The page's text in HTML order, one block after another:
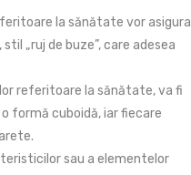
la sănătate vor asigura
„ruj de buze”, care adesea
referitoare la sănătate, va fi
formă cuboidă, iar fiecare
sau a elementelor